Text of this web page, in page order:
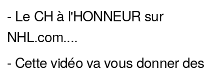
- Le CH à l'HONNEUR sur
NHL.com....
- Cette vidéo va vous donner des